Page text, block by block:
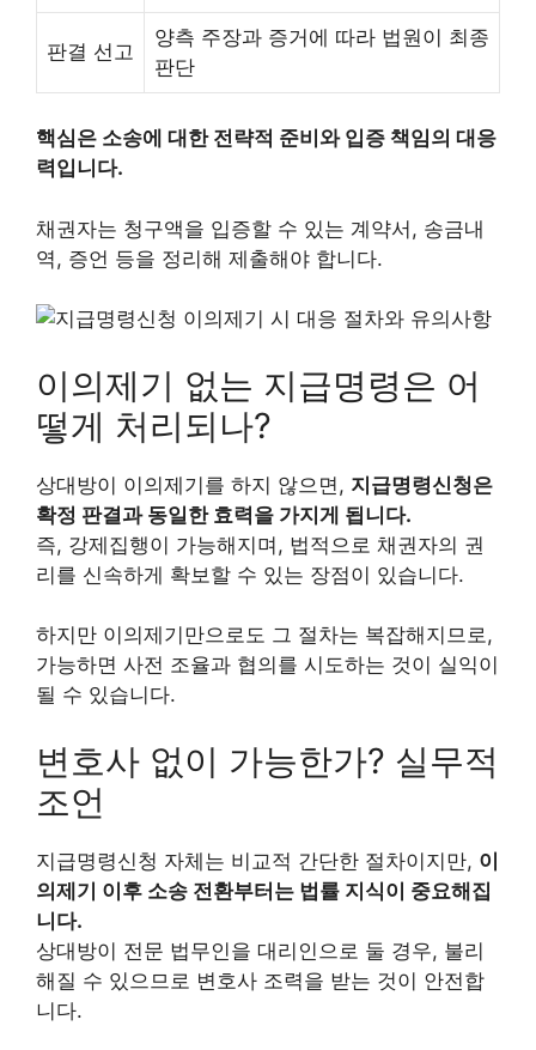
판결 선고
양측 주장과 증거에 따라 법원이 최종
판단
핵심은 소송에 대한 전략적 준비와 입증 책임의 대응
력입니다.
채권자는 청구액을 입증할 수 있는 계약서, 송금내
역, 증언 등을 정리해 제출해야 합니다.
이의제기 없는 지급명령은 어
떻게 처리되나?
상대방이 이의제기를 하지 않으면, 지급명령신청은
확정 판결과 동일한 효력을 가지게 됩니다.
즉, 강제집행이 가능해지며, 법적으로 채권자의 권
리를 신속하게 확보할 수 있는 장점이 있습니다.
하지만 이의제기만으로도 그 절차는 복잡해지므로,
가능하면 사전 조율과 협의를 시도하는 것이 실익이
될 수 있습니다.
변호사 없이 가능한가? 실무적
조언
지급명령신청 자체는 비교적 간단한 절차이지만, 이
의제기 이후 소송 전환부터는 법률 지식이 중요해집
니다.
상대방이 전문 법무인을 대리인으로 둘 경우, 불리
해질 수 있으므로 변호사 조력을 받는 것이 안전합
니다.